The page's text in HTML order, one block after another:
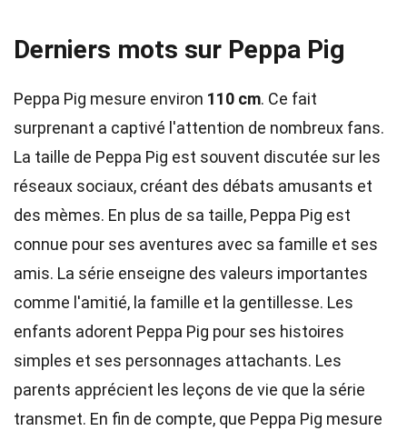
Derniers mots sur Peppa Pig
Peppa Pig mesure environ 110 cm. Ce fait
surprenant a captivé l'attention de nombreux fans.
La taille de Peppa Pig est souvent discutée sur les
réseaux sociaux, créant des débats amusants et
des mèmes. En plus de sa taille, Peppa Pig est
connue pour ses aventures avec sa famille et ses
amis. La série enseigne des valeurs importantes
comme l'amitié, la famille et la gentillesse. Les
enfants adorent Peppa Pig pour ses histoires
simples et ses personnages attachants. Les
parents apprécient les leçons de vie que la série
transmet. En fin de compte, que Peppa Pig mesure